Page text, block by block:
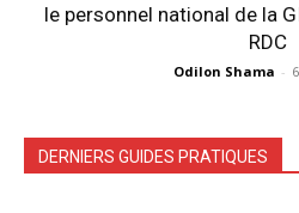
le personnel national de la
RDC
Odilon Shama -
DERNIERS GUIDES PRATIQUES